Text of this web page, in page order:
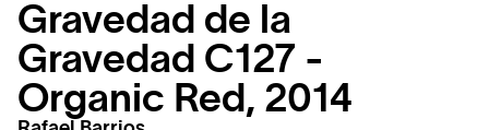
Gravedad de la
Gravedad C127 -
Organic Red, 2014